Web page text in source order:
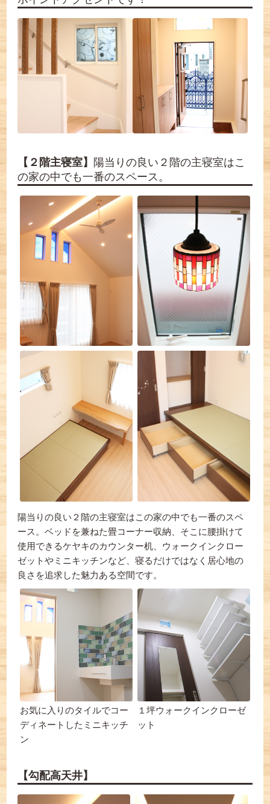
【２階主寝室】 陽当りの良い２階の主寝室はこ
の家の中でも一番のスペース。
陽当りの良い２階の主寝室はこの家の中でも一番のスペ
ース。ベッドを兼ねた畳コーナー収納、そこに腰掛けて
使用できるケヤキのカウンター机、ウォークインクロー
ゼットやミニキッチンなど、寝るだけではなく居心地の
良さを追求した魅力ある空間です。
お気に入りのタイルでコー
ディネートしたミニキッチ
ン
１坪ウォークインクローゼ
ット
【勾配高天井】